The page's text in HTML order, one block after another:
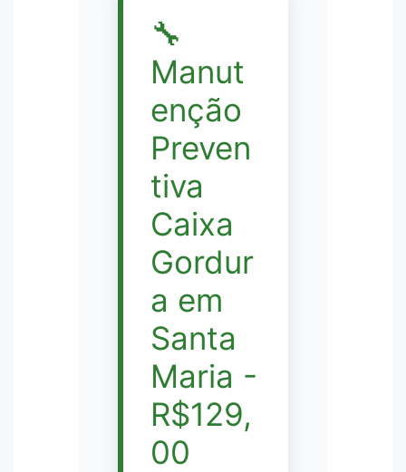
🔧
Manut
enção
Preven
tiva
Caixa
Gordur
a em
Santa
Maria -
R$129,
00